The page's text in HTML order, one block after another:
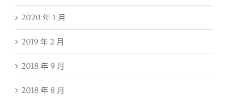
2020 年 1 月
2019 年 2 月
2018 年 9 月
2018 年 8 月